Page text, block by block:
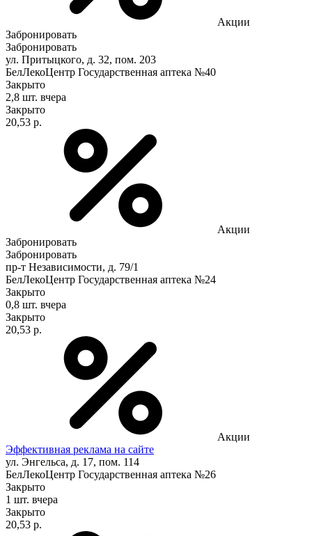
Акции
Забронировать
Забронировать
ул. Притыцкого, д. 32, пом. 203
БелЛекоЦентр Государственная аптека №40
Закрыто
2,8 шт. вчера
Закрыто
20,53 р.
Акции
Забронировать
Забронировать
пр-т Независимости, д. 79/1
БелЛекоЦентр Государственная аптека №24
Закрыто
0,8 шт. вчера
Закрыто
20,53 р.
Акции
Эффективная реклама на сайте
ул. Энгельса, д. 17, пом. 114
БелЛекоЦентр Государственная аптека №26
Закрыто
1 шт. вчера
Закрыто
20,53 р.